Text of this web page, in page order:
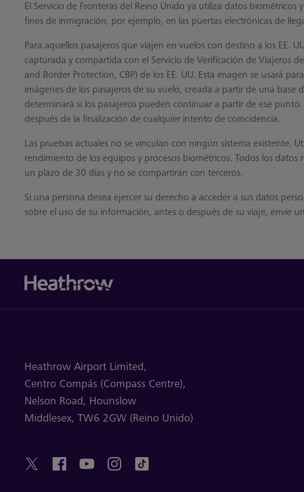
El Servicio de Fronteras del Reino Unido ya utiliza datos
fines de inmigración, por ejemplo, en las puertas electrónicas de
Para aquellos pasajeros que viajen en vuelos con destino a los EE.
capturada y compartida con el Servicio de Verificación de Viajeros
and Border Protection, CBP) de los EE. UU. Esta imagen se usará
imágenes de los pasajeros de su vuelo, creada a partir de una
determinará si los pasajeros pueden continuar a partir de ese
después de la finalización de cualquier intento de coincidencia.
Las pruebas actuales no se vinculan con ningún sistema existente.
rendimiento de los equipos y procesos biométricos. Todos los
un plazo de 30 días y no se compartirán con terceros.
Si una persona desea ejercer su derecho a acceder a sus datos
sobre el uso de su información, antes o después de su viaje, envíe
Heathrow Airport Limited,
Centro Compás (Compass Centre),
Nelson Road, Hounslow
Middlesex, TW6 2GW (Reino Unido)